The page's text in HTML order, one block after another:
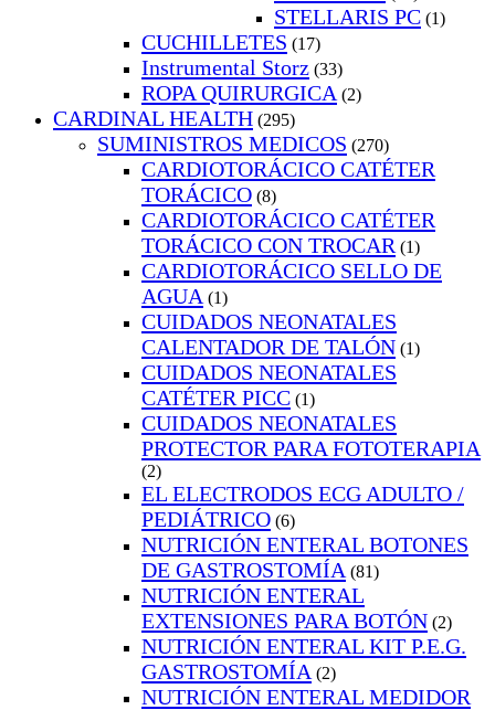
STELLARIS PC (1)
CUCHILLETES (17)
Instrumental Storz (33)
ROPA QUIRURGICA (2)
CARDINAL HEALTH (295)
SUMINISTROS MEDICOS (270)
CARDIOTORÁCICO CATÉTER
TORÁCICO (8)
CARDIOTORÁCICO CATÉTER
TORÁCICO CON TROCAR (1)
CARDIOTORÁCICO SELLO DE
AGUA (1)
CUIDADOS NEONATALES
CALENTADOR DE TALÓN (1)
CUIDADOS NEONATALES
CATÉTER PICC (1)
CUIDADOS NEONATALES
PROTECTOR PARA FOTOTERAPIA
(2)
EL ELECTRODOS ECG ADULTO /
PEDIÁTRICO (6)
NUTRICIÓN ENTERAL BOTONES
DE GASTROSTOMÍA (81)
NUTRICIÓN ENTERAL
EXTENSIONES PARA BOTÓN (2)
NUTRICIÓN ENTERAL KIT P.E.G.
GASTROSTOMÍA (2)
NUTRICIÓN ENTERAL MEDIDOR